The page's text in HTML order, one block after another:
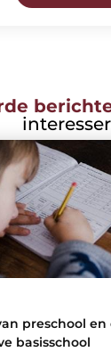
preschool
basisschool